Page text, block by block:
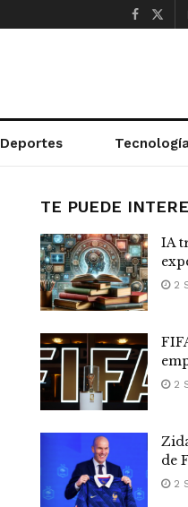
Deportes
TE PUEDE
IA
2
2
de
2